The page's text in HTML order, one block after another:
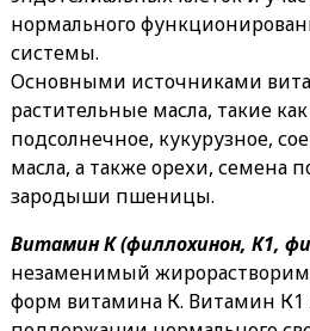
нормального
системы.
Основными источниками
растительные масла, такие
подсолнечное, кукурузное,
масла, а также орехи, семена
зародыши пшеницы.
Витамин К (филлохинон, К1,
незаменимый
форм витамина К. Витамин К1